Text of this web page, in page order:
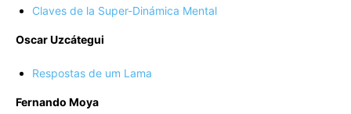
Claves de la Super-Dinámica Mental
Oscar Uzcátegui
Respostas de um Lama
Fernando Moya